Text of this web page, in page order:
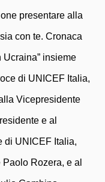
presentare alla
con te. Cronaca
insieme
di UNICEF Italia,
Vicepresidente
e al
di UNICEF Italia,
Rozera, e al